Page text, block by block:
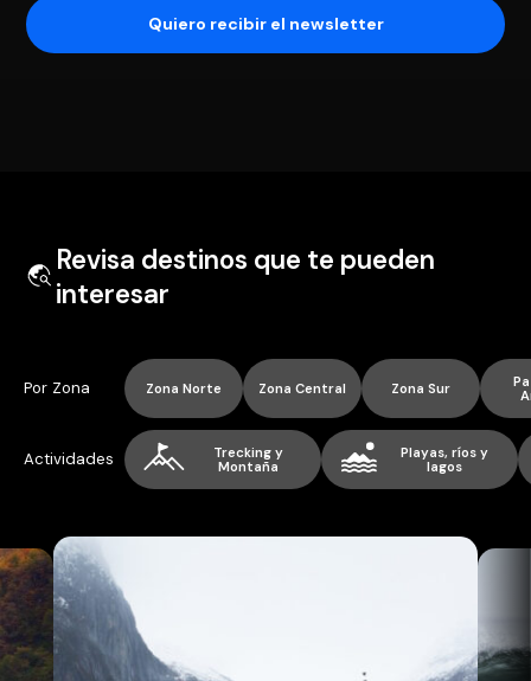
Revisa destinos que te pueden
interesar
Por Zona Zona Norte Zona Central Zona Sur
Actividades
Trecking y
Montaña
Playas, ríos y
lagos